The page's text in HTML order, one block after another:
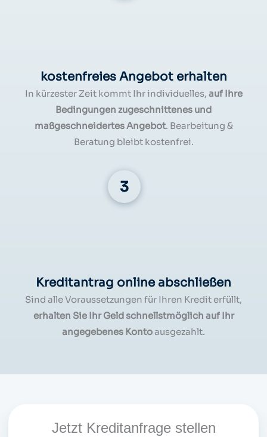
kostenfreies Angebot erhalten
In kürzester Zeit kommt Ihr individuelles, auf Ihre
Bedingungen zugeschnittenes und
maßgeschneidertes Angebot. Bearbeitung &
Beratung bleibt kostenfrei.
Kreditantrag online abschließen
Sind alle Voraussetzungen für Ihren Kredit erfüllt,
erhalten Sie Ihr Geld schnellstmöglich auf Ihr
angegebenes Kontoausgezahlt.
Jetzt Kreditanfrage stellen